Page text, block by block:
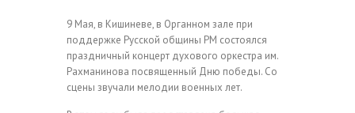
9 Мая, в Кишиневе, в Органном зале при
поддержке Русской общины РМ состоялся
праздничный концерт духового оркестра им.
Рахманинова посвященный Дню победы. Со
сцены звучали мелодии военных лет.